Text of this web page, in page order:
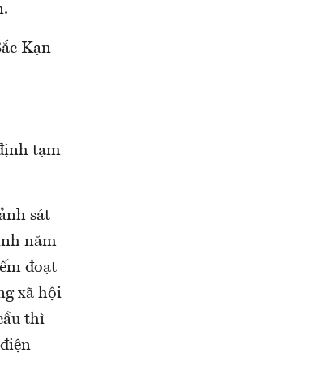
Kạn
tạm
sát
năm
đoạt
xã hội
thì